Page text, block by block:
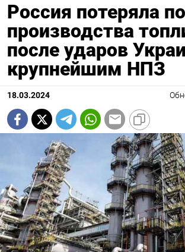
Россия потеряла
производства
после ударов
крупнейшим НПЗ
18.03.2024